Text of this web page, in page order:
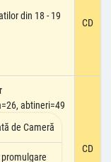
din 18 - 19
CD
abtineri=49
de Cameră
CD